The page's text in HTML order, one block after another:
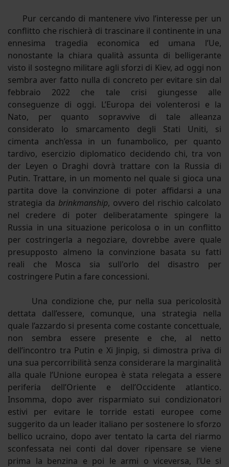
Pur cercando di mantenere vivo l’interesse per un
conflitto che rischierà di trascinare il continente in una
ennesima tragedia economica ed umana l’Ue,
nonostante la chiara qualità assunta di belligerante
visto il sostegno militare agli sforzi di Kiev, ad oggi non
sembra aver fatto nulla di concreto per evitare sin dal
febbraio 2022 che tale crisi giungesse alle
conseguenze di oggi. L’Europa dei volenterosi e la
Nato, per quanto sopravvive di tale alleanza
considerato lo smarcamento degli Stati Uniti, si
cimenta anch’essa in un funambolico, per quanto
tardivo, esercizio diplomatico decidendo chi, tra von
der Leyen o Draghi dovrà trattare con la Russia di
Putin. Trattare, in un momento nel quale si gioca una
partita dove la convinzione di poter affidarsi a una
strategia da brinkmanship, ovvero del rischio calcolato
nel credere di poter deliberatamente spingere la
Russia in una situazione pericolosa o in un conflitto
per costringerla a negoziare, dovrebbe avere quale
presupposto almeno la convinzione basata su fatti
reali che Mosca sia sull'orlo del disastro per
costringere Putin a fare concessioni.
Una condizione che, pur nella sua pericolosità
dettata dall’essere, comunque, una strategia nella
quale l’azzardo si presenta come costante concettuale,
non sembra essere presente e che, al netto
dell’incontro tra Putin e Xi Jinpig, si dimostra priva di
una sua percorribilità senza considerare la marginalità
alla quale l’Unione europea è stata relegata a essere
periferia dell’Oriente e dell’Occidente atlantico.
Insomma, dopo aver risparmiato sui condizionatori
estivi per evitare le torride estati europee come
suggerito da un leader italiano per sostenere lo sforzo
bellico ucraino, dopo aver tentato la carta del riarmo
sconfessata nei conti dal dover ripensare se viene
prima la benzina e poi le armi o viceversa, l’Ue si